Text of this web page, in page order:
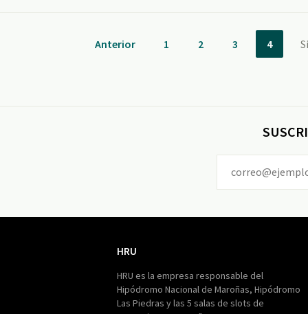
Anterior 1 2 3 4
HRU
HRU es la empresa responsable del
Hipódromo Nacional de Maroñas, Hipódromo
Las Piedras y las 5 salas de slots de